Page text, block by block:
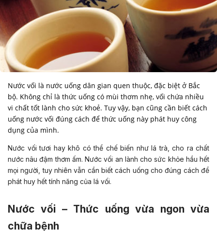
Nước vối là nước uống dân gian quen thuộc, đặc biệt ở Bắc
bộ. Không chỉ là thức uống có mùi thơm nhẹ, vối chứa nhiều
vi chất tốt lành cho sức khoẻ. Tuy vậy, bạn cũng cần biết cách
uống nước vối đúng cách để thức uống này phát huy công
dụng của mình.
Nước vối tươi hay khô có thể chế biến như lá trà, cho ra chất
nước nâu đậm thơm ấm. Nước vối an lành cho sức khỏe hầu hết
mọi người, tuy nhiên vẫn cần biết cách uống cho đúng cách để
phát huy hết tính năng của lá vối.
Nước vối – Thức uống vừa ngon vừa
chữa bệnh